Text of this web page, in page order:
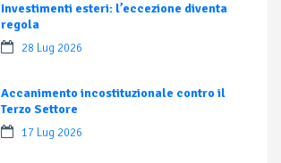
Investimenti esteri: l’eccezione diventa
regola
28 Lug 2026
Accanimento incostituzionale contro il
Terzo Settore
17 Lug 2026